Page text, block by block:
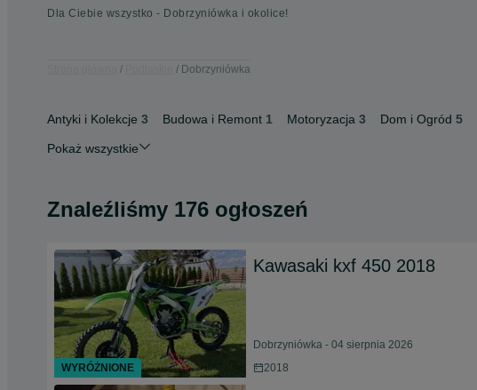
Dla Ciebie wszystko - Dobrzyniówka i okolice!
Dobrzyniówka
Antyki i Kolekcje 3 Budowa i Remont 1 Motoryzacja 3 Dom i Ogród 5
Pokaż wszystkie
Znaleźliśmy 176 ogłoszeń
Kawasaki kxf 450 2018
Dobrzyniówka - 04 sierpnia 2026
2018
WYRÓŻNIONE